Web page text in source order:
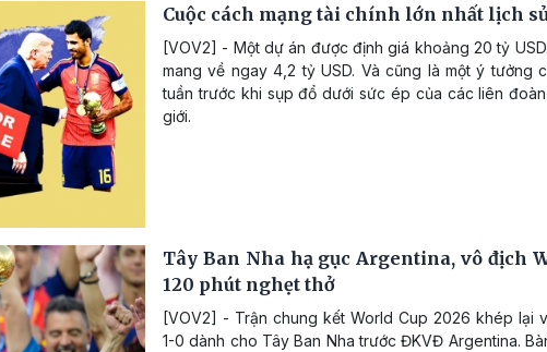
Cuộc cách mạng tài chính lớn nhất lịch
[VOV2] - Một dự án được định giá khoảng 20 tỷ
mang về ngay 4,2 tỷ USD. Và cũng là một ý tưởng
tuần trước khi sụp đổ dưới sức ép của các liên
giới.
Tây Ban Nha hạ gục Argentina, vô địch
120 phút nghẹt thở
[VOV2] - Trận chung kết World Cup 2026 khép lại
1-0 dành cho Tây Ban Nha trước ĐKVĐ Argentina.